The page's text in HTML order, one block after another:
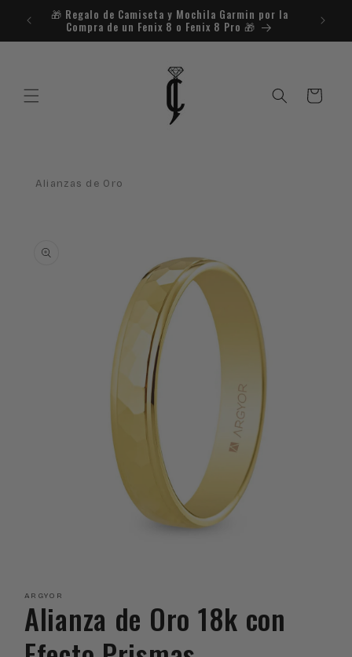
directamente
al contenido
🎁​ Regalo de Camiseta y Mochila Garmin por la
Compra de un Fenix 8 o Fenix 8 Pro 🎁​
Carrito
Alianzas de Oro
información
1
en
una
ventana
modal
ARGYOR
Alianza de Oro 18k con